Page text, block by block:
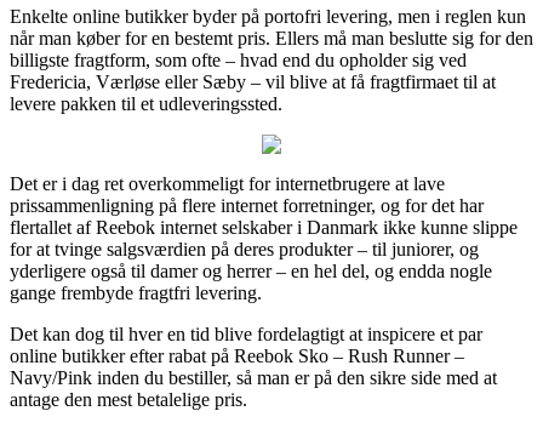
Enkelte online butikker byder på portofri levering, men i reglen kun
når man køber for en bestemt pris. Ellers må man beslutte sig for den
billigste fragtform, som ofte – hvad end du opholder sig ved
Fredericia, Værløse eller Sæby – vil blive at få fragtfirmaet til at
levere pakken til et udleveringssted.
Det er i dag ret overkommeligt for internetbrugere at lave
prissammenligning på flere internet forretninger, og for det har
flertallet af Reebok internet selskaber i Danmark ikke kunne slippe
for at tvinge salgsværdien på deres produkter – til juniorer, og
yderligere også til damer og herrer – en hel del, og endda nogle
gange frembyde fragtfri levering.
Det kan dog til hver en tid blive fordelagtigt at inspicere et par
online butikker efter rabat på Reebok Sko – Rush Runner –
Navy/Pink inden du bestiller, så man er på den sikre side med at
antage den mest betalelige pris.